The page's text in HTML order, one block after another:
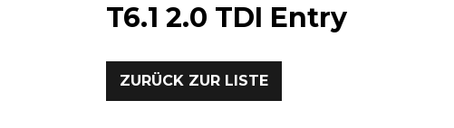
T6.1 2.0 TDI Entry
ZURÜCK ZUR LISTE